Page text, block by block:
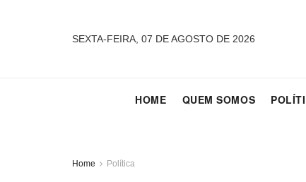
SEXTA-FEIRA, 07 DE AGOSTO DE 2026
HOME QUEM SOMOS
Home Política